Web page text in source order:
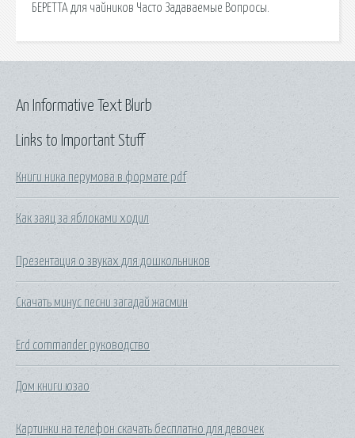
БЕРЕТТА для чайников Часто Задаваемые Вопросы.
Links to Important Stuff
Книги ника перумова в формате pdf
Как заяц за яблоками ходил
Презентация о звуках для дошкольников
Скачать минус песни загадай жасмин
Erd commander руководство
Дом книги юзао
Картинки на телефон скачать бесплатно для девочек
An Informative Text Blurb